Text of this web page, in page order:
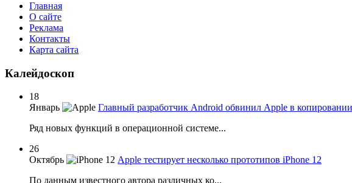
Главная
О сайте
Реклама
Контакты
Карта сайта
Калейдоскоп
18
Январь
Главный разработчик Android обвинил Apple в
Ряд новых функций в операционной системе...
26
Октябрь
Apple тестирует несколько прототипов iPhone 12
По данным известного автора различных ко...